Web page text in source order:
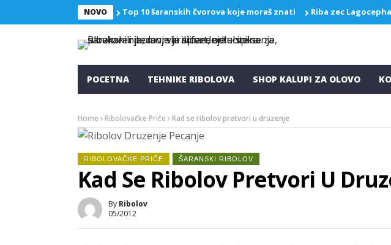
NOVO Top 10 šaranskih čvorova koje moraš znati Riba zec
POCETNA TEHNIKE RIBOLOVA SHOP KALUPI ZA OLOVO
Home Ribolovačke Priče Kad se ribolov pretvori u druzenje
RIBOLOVAČKE PRIČE ŠARANSKI RIBOLOV
Kad Se Ribolov Pretvori U
By Ribolov
05/2012